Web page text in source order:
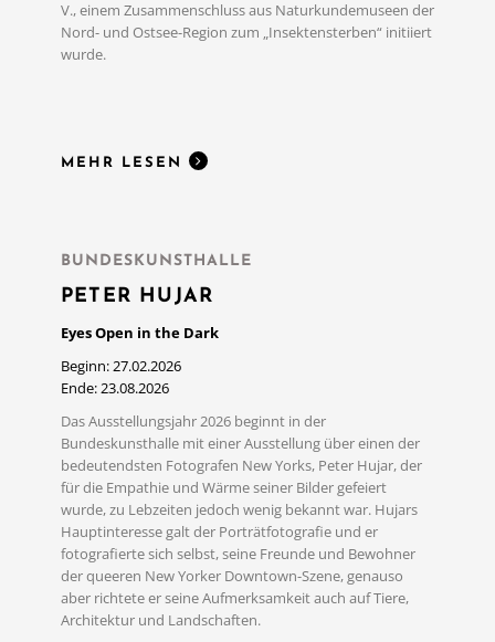
V., einem Zusammenschluss aus Naturkundemuseen der
Nord- und Ostsee-Region zum „Insektensterben“ initiiert
wurde.
MEHR LESEN
MEHR LESEN
BUNDESKUNSTHALLE
PETER HUJAR
Eyes Open in the Dark
Beginn: 27.02.2026
Ende: 23.08.2026
Das Ausstellungsjahr 2026 beginnt in der
Bundeskunsthalle mit einer Ausstellung über einen der
bedeutendsten Fotografen New Yorks, Peter Hujar, der
für die Empathie und Wärme seiner Bilder gefeiert
wurde, zu Lebzeiten jedoch wenig bekannt war. Hujars
Hauptinteresse galt der Porträtfotografie und er
fotografierte sich selbst, seine Freunde und Bewohner
der queeren New Yorker Downtown-Szene, genauso
aber richtete er seine Aufmerksamkeit auch auf Tiere,
Architektur und Landschaften.
MEHR LESEN